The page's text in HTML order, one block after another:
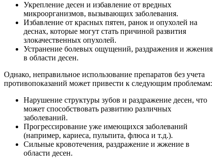
Укрепление десен и избавление от вредных
микроорганизмов, вызывающих заболевания.
Избавление от красных пятен, ранок и опухолей на
деснах, которые могут стать причиной развития
злокачественных опухолей.
Устранение болевых ощущений, раздражения и жжения
в области десен.
Однако, неправильное использование препаратов без учета
противопоказаний может привести к следующим проблемам:
Нарушение структуры зубов и раздражение десен, что
может способствовать развитию различных
заболеваний.
Прогрессирование уже имеющихся заболеваний
(например, кариеса, пульпита, флюса и т.д.).
Сильные кровотечения, раздражение и жжение в
области десен.